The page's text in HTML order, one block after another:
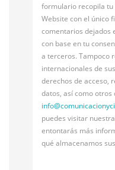
formulario recopila
Website con el único
comentarios dejados
con base en tu
a terceros. Tampoco
internacionales de
derechos de acceso,
datos, así como otros
info@
puedes visitar nuestra
entontarás más
qué almacenamos